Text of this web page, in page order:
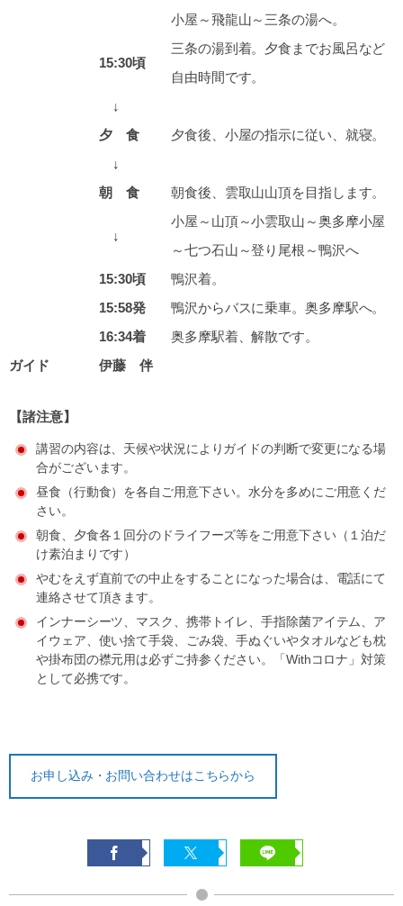
小屋～飛龍山～三条の湯へ。
15:30頃
三条の湯到着。夕食までお風呂など
自由時間です。
↓
夕 食
夕食後、小屋の指示に従い、就寝。
↓
朝 食
朝食後、雲取山山頂を目指します。
↓
小屋～山頂～小雲取山～奥多摩小屋
～七つ石山～登り尾根～鴨沢へ
15:30頃
鴨沢着。
15:58発
鴨沢からバスに乗車。奥多摩駅へ。
16:34着
奥多摩駅着、解散です。
ガイド
伊藤 伴
【諸注意】
講習の内容は、天候や状況によりガイドの判断で変更になる場
合がございます。
昼食（行動食）を各自ご用意下さい。水分を多めにご用意くだ
さい。
朝食、夕食各１回分のドライフーズ等をご用意下さい（１泊だ
け素泊まりです）
やむをえず直前での中止をすることになった場合は、電話にて
連絡させて頂きます。
インナーシーツ、マスク、携帯トイレ、手指除菌アイテム、ア
イウェア、使い捨て手袋、ごみ袋、手ぬぐいやタオルなども枕
や掛布団の襟元用は必ずご持参ください。「Withコロナ」対策
として必携です。
お申し込み・お問い合わせはこちらから